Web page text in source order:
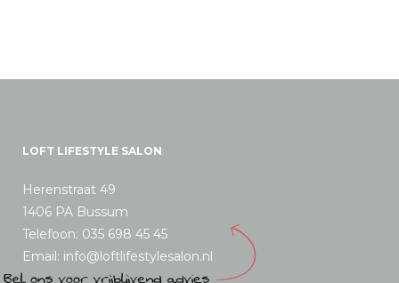
LOFT LIFESTYLE SALON
Herenstraat 49
1406 PA Bussum
Telefoon: 035 698 45 45
Email: info@loftlifestylesalon.nl